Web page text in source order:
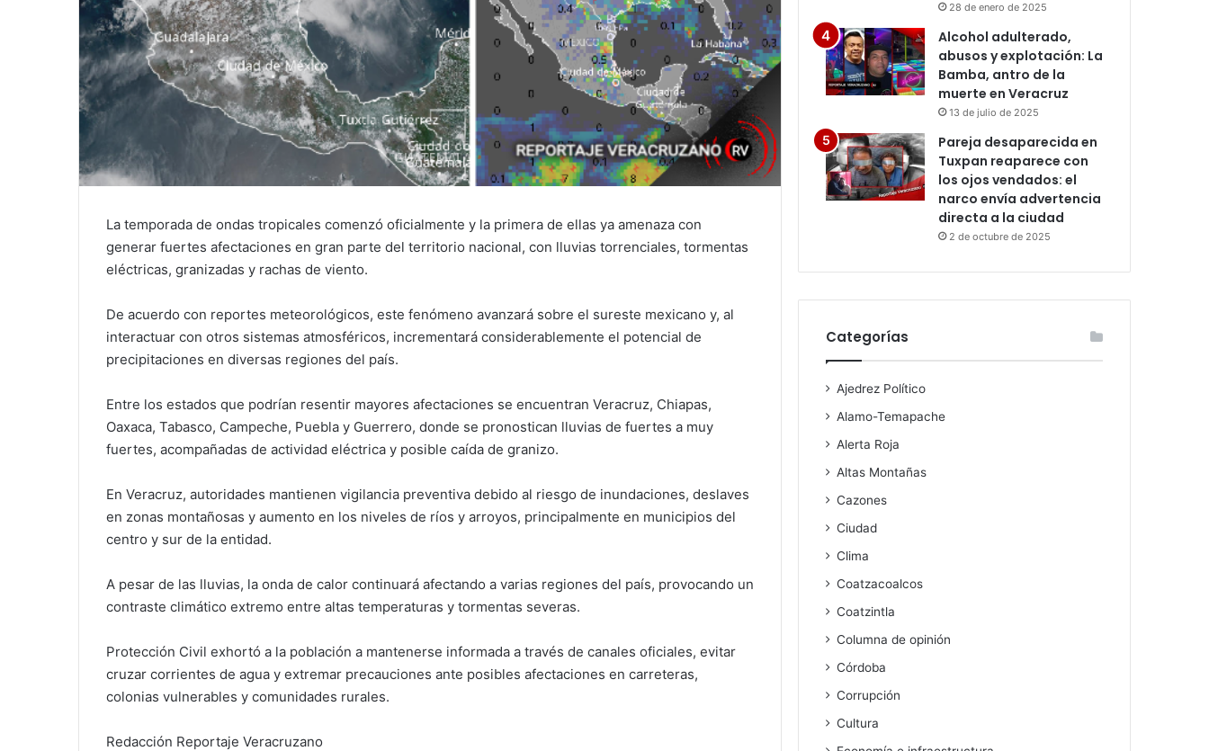
La temporada de ondas tropicales comenzó oficialmente y la primera de ellas ya amenaza con
generar fuertes afectaciones en gran parte del territorio nacional, con lluvias torrenciales, tormentas
eléctricas, granizadas y rachas de viento.
De acuerdo con reportes meteorológicos, este fenómeno avanzará sobre el sureste mexicano y, al
interactuar con otros sistemas atmosféricos, incrementará considerablemente el potencial de
precipitaciones en diversas regiones del país.
Entre los estados que podrían resentir mayores afectaciones se encuentran Veracruz, Chiapas,
Oaxaca, Tabasco, Campeche, Puebla y Guerrero, donde se pronostican lluvias de fuertes a muy
fuertes, acompañadas de actividad eléctrica y posible caída de granizo.
En Veracruz, autoridades mantienen vigilancia preventiva debido al riesgo de inundaciones, deslaves
en zonas montañosas y aumento en los niveles de ríos y arroyos, principalmente en municipios del
centro y sur de la entidad.
A pesar de las lluvias, la onda de calor continuará afectando a varias regiones del país, provocando un
contraste climático extremo entre altas temperaturas y tormentas severas.
Protección Civil exhortó a la población a mantenerse informada a través de canales oficiales, evitar
cruzar corrientes de agua y extremar precauciones ante posibles afectaciones en carreteras,
colonias vulnerables y comunidades rurales.
Redacción Reportaje Veracruzano
28 de enero de 2025
Alcohol adulterado,
abusos y explotación: La
Bamba, antro de la
muerte en Veracruz
13 de julio de 2025
Pareja desaparecida en
Tuxpan reaparece con
los ojos vendados: el
narco envía advertencia
directa a la ciudad
2 de octubre de 2025
Categorías
Ajedrez Político
Alamo-Temapache
Alerta Roja
Altas Montañas
Cazones
Ciudad
Clima
Coatzacoalcos
Coatzintla
Columna de opinión
Córdoba
Corrupción
Cultura